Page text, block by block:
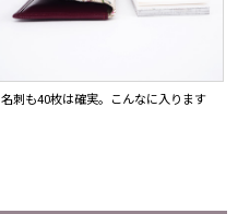
名刺も40枚は確実。こんなに入ります